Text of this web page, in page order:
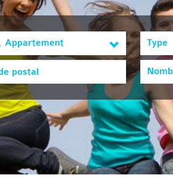
Appartement Type